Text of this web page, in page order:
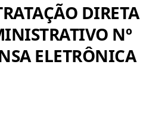
DIRETA
Nº
ELETRÔNICA